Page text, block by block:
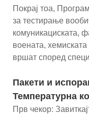
Покрај тоа,
за тестирање
комуникациската,
воената, хемиската
вршат според
Пакети и
Температурна
Прв чекор: